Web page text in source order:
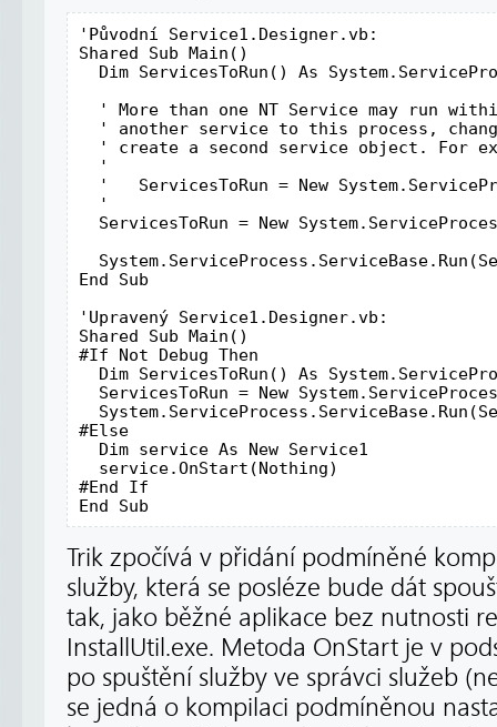
'Původní Service1.Designer.vb:
Shared Sub Main()
Dim ServicesToRun() As
' More than one NT Service may run
' another service to this process,
' create a second service object. For
  '
'   ServicesToRun = New
  '
ServicesToRun = New
End Sub
'Upravený Service1.Designer.vb:
Shared Sub Main()
#If Not Debug Then
Dim ServicesToRun() As
ServicesToRun = New
#Else
  Dim service As New Service1
  service.OnStart(Nothing)
#End If
End Sub
Trik zpočívá v přidání podmíněné
služby, která se posléze bude dát
tak, jako běžné aplikace bez nutnosti
InstallUtil.exe. Metoda OnStart je v
po spuštění služby ve správci služeb
se jedná o kompilaci podmíněnou